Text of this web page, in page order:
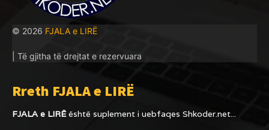
© 2026 FJALA e LIRË
| Të gjitha të drejtat e rezervuara
Rreth FJALA e LIRË
FJALA e LIRËështë suplement i uebfaqes Shkoder.net...